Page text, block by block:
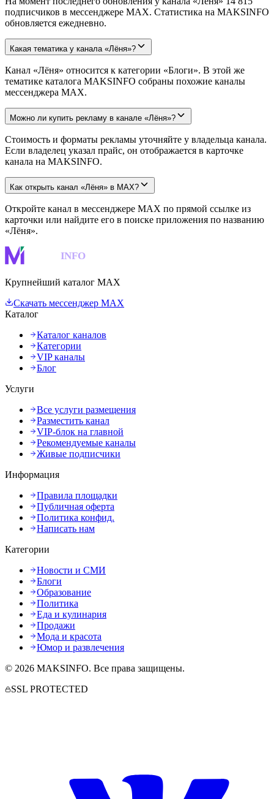
подписчиков в мессенджере MAX. Статистика на MAKSINFO
обновляется ежедневно.
Какая тематика у канала «Лёня»?
Канал «Лёня» относится к категории «Блоги». В этой же
тематике каталога MAKSINFO собраны похожие каналы
мессенджера MAX.
Можно ли купить рекламу в канале «Лёня»?
Стоимость и форматы рекламы уточняйте у владельца канала.
Если владелец указал прайс, он отображается в карточке
канала на MAKSINFO.
Как открыть канал «Лёня» в MAX?
Откройте канал в мессенджере MAX по прямой ссылке из
карточки или найдите его в поиске приложения по названию
«Лёня».
INFO
Крупнейший каталог MAX
Скачать мессенджер MAX
Каталог
Каталог каналов
Категории
VIP каналы
Блог
Услуги
Все услуги размещения
Разместить канал
VIP-блок на главной
Рекомендуемые каналы
Живые подписчики
Информация
Правила площадки
Публичная оферта
Политика конфид.
Написать нам
Категории
Новости и СМИ
Блоги
Образование
Политика
Еда и кулинария
Продажи
Мода и красота
Юмор и развлечения
© 2026 MAKSINFO. Все права защищены.
SSL PROTECTED